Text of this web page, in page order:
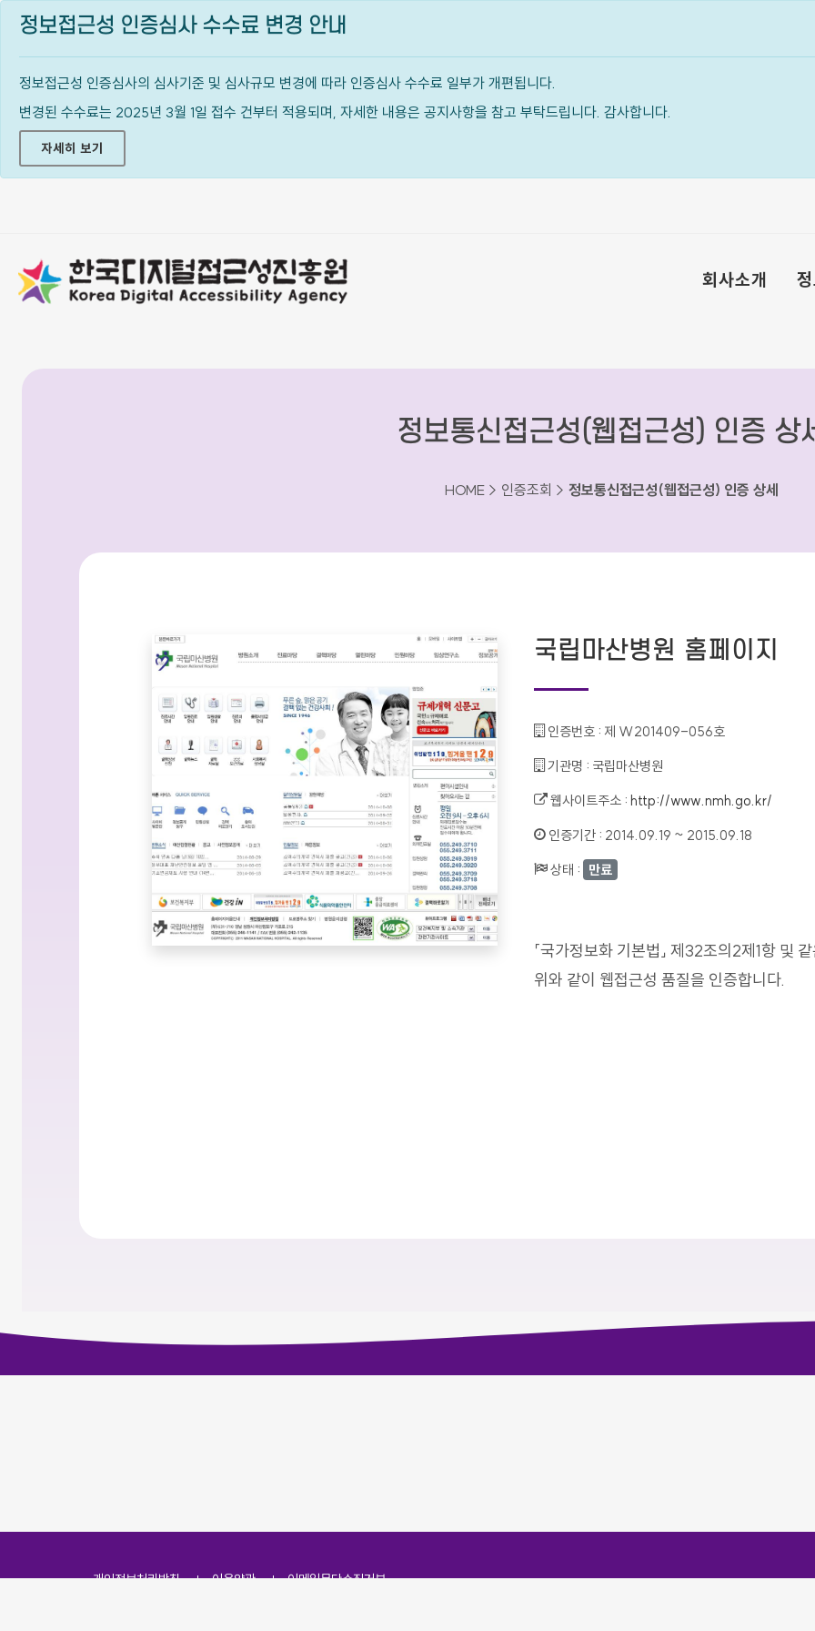
정보접근성 인증심사 수수료 변경 안내
정보접근성 인증심사의 심사기준 및 심사규모 변경에 따라 인증심사 수수료 일부가 개편됩니다.
변경된 수수료는 2025년 3월 1일 접수 건부터 적용되며, 자세한 내용은 공지사항을 참고 부탁드립니다. 감사합니다.
자세히 보기
회사소개
정보통신접근성(웹접근성) 인증 상
HOME > 인증조회 > 정보통신접근성(웹접근성) 인증 상세
국립마산병원 홈페이지
인증번호 :제 W201409-056호
기관명 : 국립마산병원
웹사이트주소 :http://www.nmh.go.kr/
인증기간 : 2014.09.19 ~ 2015.09.18
상태 : 만료
「국가정보화 기본법」 제32조의2제1항 및
위와 같이 웹접근성 품질을 인증합니다.
개인정보처리방침 이용약관 이메일무단수집거부